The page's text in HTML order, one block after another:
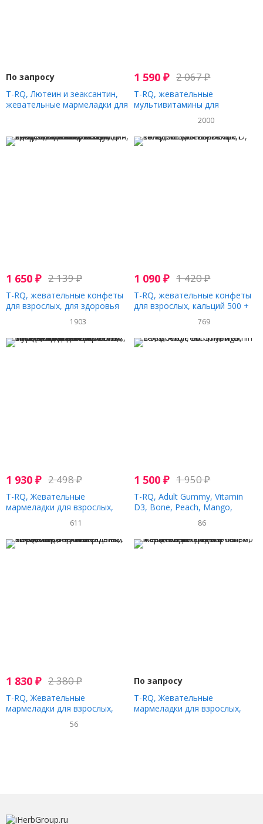
По запросу
T-RQ, Лютеин и зеаксантин,
жевательные мармеладки для
1 590₽ 2 067₽
T-RQ, жевательные
мультивитамины для
взрослых, со вкусом вишни,
лимона и апельсина, 60
жевательных таблеток
2000
1 650 ₽ 2 139₽
T-RQ, жевательные конфеты
для взрослых, для здоровья
волос, кожи и ногтей, биотин,
со вкусом лимона, апельсина
и вишни, 60 жевательных
конфет
1903
1 090₽ 1 420₽
T-RQ, жевательные конфеты
для взрослых, кальций 500 +
витамин D, 30 жевательных
769
1 930 ₽ 2 498₽
T-RQ, Жевательные
мармеладки для взрослых,
мультивитамины и минералы
для беременных, вишня,
лимон и апельсин, 60
жевательных таблеток
611
1 500₽ 1 950₽
T-RQ, Adult Gummy, Vitamin
D3, Bone, Peach, Mango,
Strawberry , 60 Gummies
86
1 830 ₽ 2 380₽
T-RQ, Жевательные
мармеладки для взрослых,
витамин C, антиоксидант,
апельсин, 60 жевательных
56
По запросу
T-RQ, Жевательные
мармеладки для взрослых,